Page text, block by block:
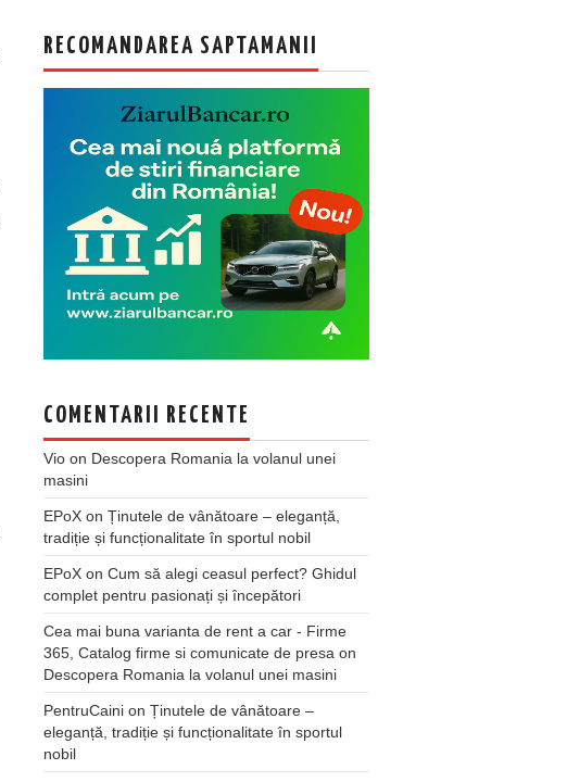
RECOMANDAREA SAPTAMANII
COMENTARII RECENTE
Vio on Descopera Romania la volanul unei
masini
EPoX on Ținutele de vânătoare – eleganță,
tradiție și funcționalitate în sportul nobil
EPoX on Cum să alegi ceasul perfect? Ghidul
complet pentru pasionați și începători
Cea mai buna varianta de rent a car - Firme
365, Catalog firme si comunicate de presa on
Descopera Romania la volanul unei masini
PentruCaini on Ținutele de vânătoare –
eleganță, tradiție și funcționalitate în sportul
nobil